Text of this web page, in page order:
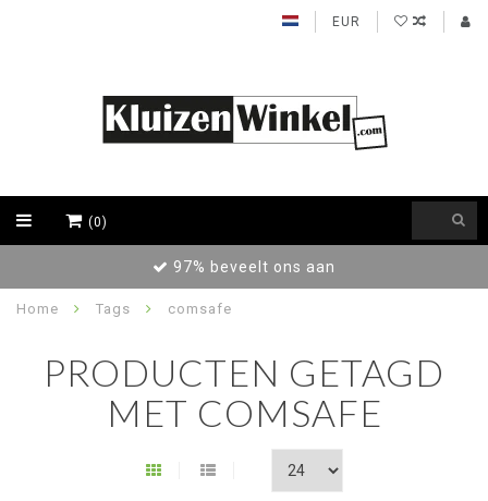
EUR
(0)
97% beveelt ons aan
Home Tags comsafe
PRODUCTEN GETAGD
MET COMSAFE